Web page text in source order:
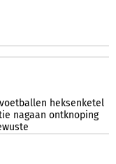
heksenketel
nagaan ontknoping